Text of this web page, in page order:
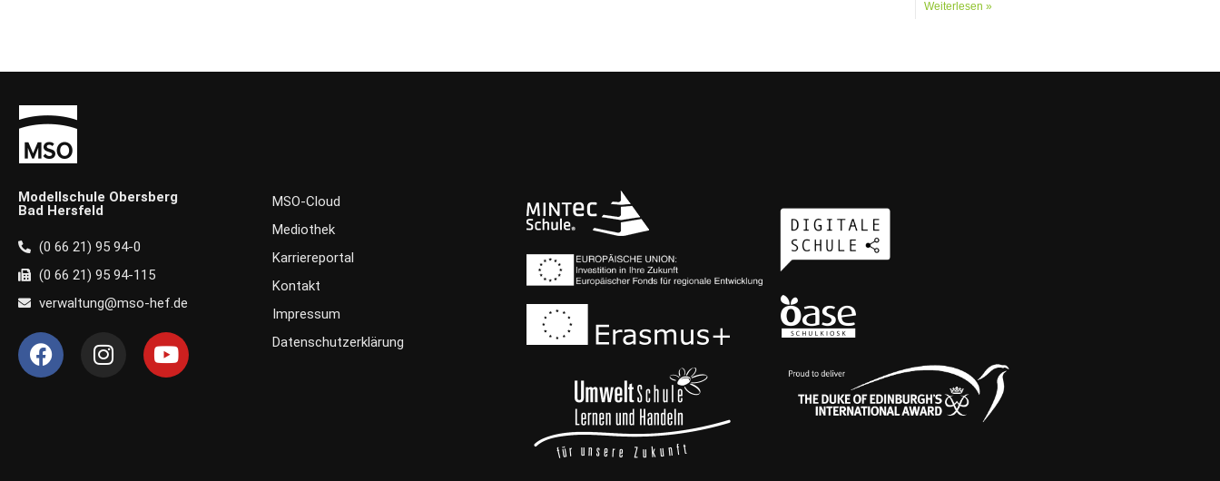
Weiterlesen »
Modellschule Obersberg
Bad Hersfeld
(0 66 21) 95 94-0
(0 66 21) 95 94-115
verwaltung@mso-hef.de
F
a
I
n
Y
o
MSO-Cloud
Mediothek
Karriereportal
Kontakt
Impressum
Datenschutzerklärung